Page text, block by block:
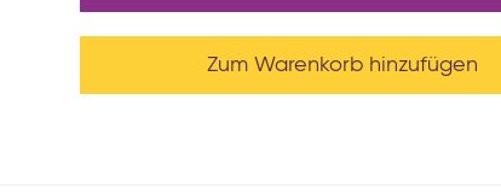
Zum Warenkorb hinzufügen